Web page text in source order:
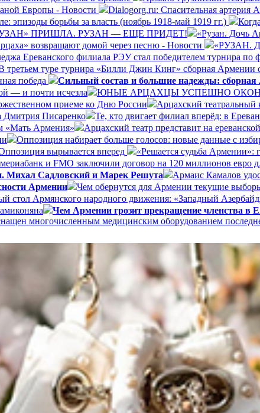
Европы - Новости
Dialogorg.ru: Спасительная артерия
эпизоды борьбы за власть (ноябрь 1918-май 1919 гг.)
ПРИШЛА. РУЗАН — ЕЩЕ ПРИДЕТ! «Рузан. Дочь
возвращают домой через песню - Новости «РУЗАН.
Ереванского филиала РЭУ стал победителем турнира по
третьем туре турнира «Билли Джин Кинг» сборная Армении
победа
Сильный состав и большие надежды: сборная
— и почти исчезла
ЮНЫЕ АРЦАХЦЫ УСПЕШНО
приеме ко Дню России
Арцахский театральный
Дмитрия Писаренко
Те, кто двигает филиал вперёд: в
«Мать Армения»
Арцахский театр представит на
Оппозиция набирает больше голосов: новые данные с
вырывается вперед «Решается судьба Армении»:
и FMO заключили договор на 120 миллионов
Михал Садловский и Марек Решута Армаис Камалов
Армении
Чем обернутся для Армении текущие
стол Армянского народного движения: «Западный
Чем Армении грозит прекращение членства в
многочисленным медицинским оборудованием